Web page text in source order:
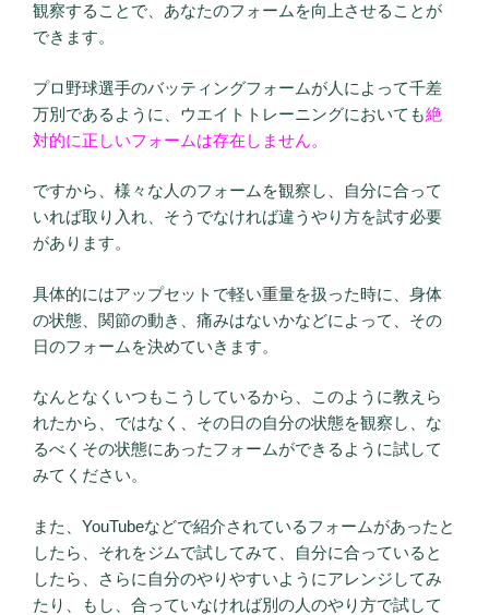
観察することで、あなたのフォームを向上させることが
できます。
プロ野球選手のバッティングフォームが人によって千差
万別であるように、ウエイトトレーニングにおいても絶
対的に正しいフォームは存在しません。
ですから、様々な人のフォームを観察し、自分に合って
いれば取り入れ、そうでなければ違うやり方を試す必要
があります。
具体的にはアップセットで軽い重量を扱った時に、身体
の状態、関節の動き、痛みはないかなどによって、その
日のフォームを決めていきます。
なんとなくいつもこうしているから、このように教えら
れたから、ではなく、その日の自分の状態を観察し、な
るべくその状態にあったフォームができるように試して
みてください。
また、YouTubeなどで紹介されているフォームがあったと
したら、それをジムで試してみて、自分に合っていると
したら、さらに自分のやりやすいようにアレンジしてみ
たり、もし、合っていなければ別の人のやり方で試して